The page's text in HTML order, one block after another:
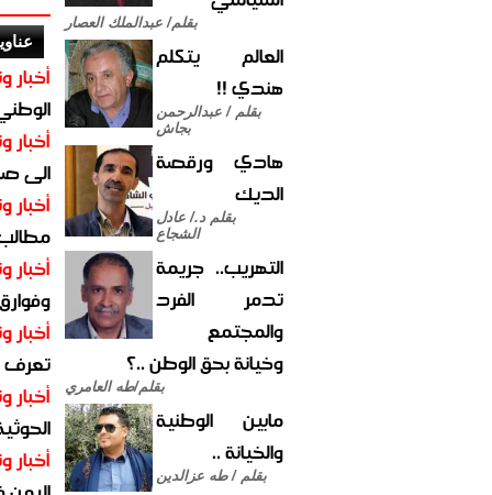
بقلم/ عبدالملك العصار
العالم يتكلم
هندي !!
بقلم / عبدالرحمن
بجاش
هادي ورقصة
الديك
بقلم د./ عادل
الشجاع
التهريب.. جريمة
تدمر الفرد
والمجتمع
وخيانة بحق الوطن ..؟
بقلم/طه العامري
مابين الوطنية
والخيانة ..
بقلم / طه عزالدين
أخبار
أخبار
الى
أخبار
أخبار
أخبار
تعرف
أخبار
أخبار